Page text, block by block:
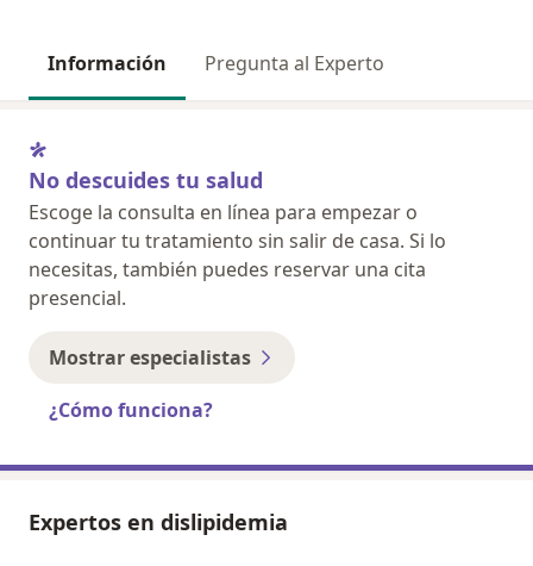
Información Pregunta al Experto
No descuides tu salud
Escoge la consulta en línea para empezar o
continuar tu tratamiento sin salir de casa. Si lo
necesitas, también puedes reservar una cita
presencial.
Mostrar especialistas
¿Cómo funciona?
Expertos en dislipidemia